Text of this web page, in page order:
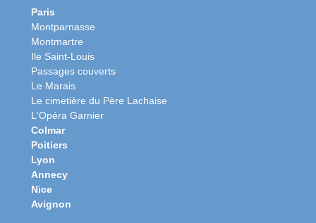
Paris
Montparnasse
Montmartre
Ile Saint-Louis
Passages couverts
Le Marais
Le cimetière du Père Lachaise
L'Opéra Garnier
Colmar
Poitiers
Lyon
Annecy
Nice
Avignon